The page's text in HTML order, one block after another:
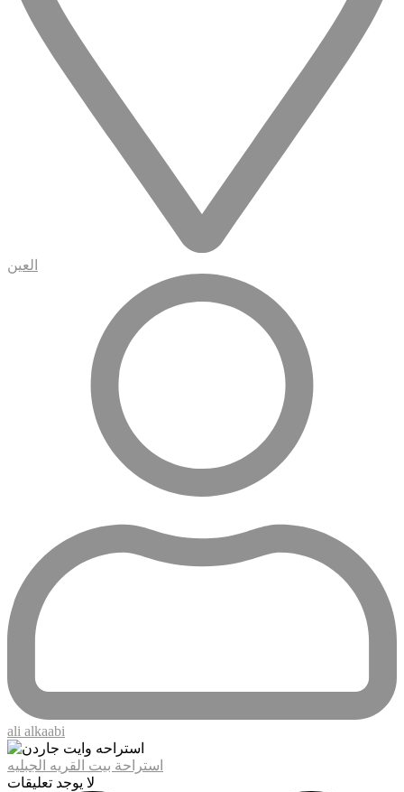
العين
ali alkaabi
استراحة بيت القريه الجبليه
لا يوجد تعليقات